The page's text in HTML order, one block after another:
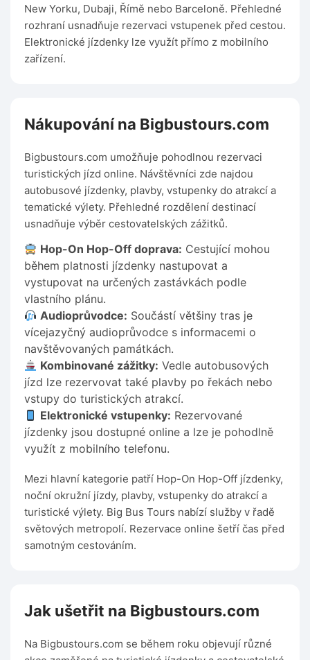
New Yorku, Dubaji, Římě nebo Barceloně. Přehledné
rozhraní usnadňuje rezervaci vstupenek před cestou.
Elektronické jízdenky lze využít přímo z mobilního
zařízení.
Nákupování na Bigbustours.com
Bigbustours.com umožňuje pohodlnou rezervaci
turistických jízd online. Návštěvníci zde najdou
autobusové jízdenky, plavby, vstupenky do atrakcí a
tematické výlety. Přehledné rozdělení destinací
usnadňuje výběr cestovatelských zážitků.
Hop-On Hop-Off doprava: Cestující mohou
během platnosti jízdenky nastupovat a
vystupovat na určených zastávkách podle
vlastního plánu.
Audioprůvodce: Součástí většiny tras je
vícejazyčný audioprůvodce s informacemi o
navštěvovaných památkách.
Kombinované zážitky: Vedle autobusových
jízd lze rezervovat také plavby po řekách nebo
vstupy do turistických atrakcí.
Elektronické vstupenky: Rezervované
jízdenky jsou dostupné online a lze je pohodlně
využít z mobilního telefonu.
Mezi hlavní kategorie patří Hop-On Hop-Off jízdenky,
noční okružní jízdy, plavby, vstupenky do atrakcí a
turistické výlety. Big Bus Tours nabízí služby v řadě
světových metropolí. Rezervace online šetří čas před
samotným cestováním.
Jak ušetřit na Bigbustours.com
Na Bigbustours.com se během roku objevují různé